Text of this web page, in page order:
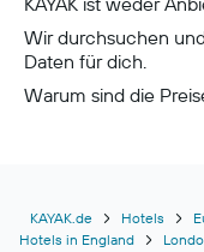
Wir durchsuchen
Daten für dich.
Warum sind die
KAYAK.de Hotels
Hotels in England